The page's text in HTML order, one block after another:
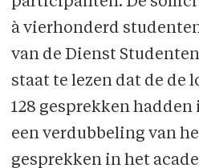
à vierhonderd
van de Dienst
staat te lezen dat de de
128 gesprekken hadden
een verdubbeling van
gesprekken in het